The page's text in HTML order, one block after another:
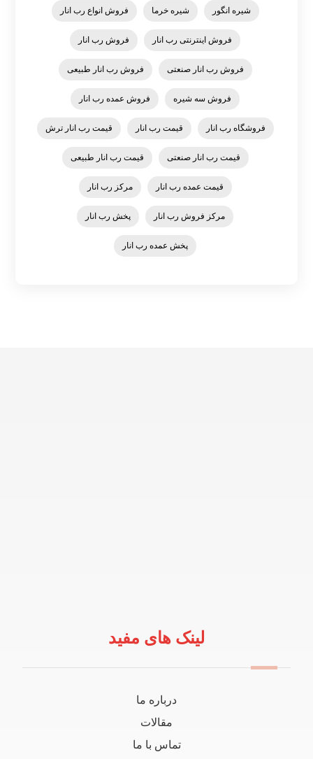
شیره انگور شیره خرما فروش انواع رب انار
فروش اینترنتی رب انار فروش رب انار
فروش رب انار صنعتی فروش رب انار طبیعی
فروش سه شیره فروش عمده رب انار
فروشگاه رب انار قیمت رب انار قیمت رب انار ترش
قیمت رب انار صنعتی قیمت رب انار طبیعی
قیمت عمده رب انار مرکز رب انار
مرکز فروش رب انار پخش رب انار
پخش عمده رب انار
لینک های مفید
درباره ما
مقالات
تماس با ما